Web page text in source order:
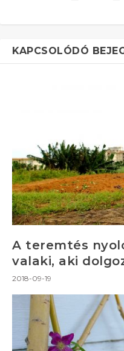
KAPCSOLÓDÓ
A teremtés
valaki, aki
2018-09-19